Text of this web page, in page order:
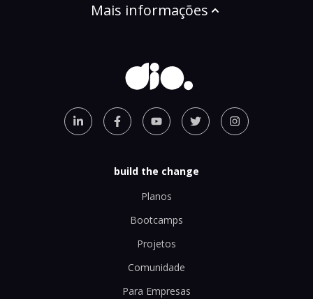
Mais informações
build the change
Planos
Bootcamps
Projetos
Comunidade
Para Empresas